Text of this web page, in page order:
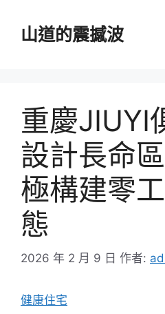
山道的震撼波
重慶JIUYI
設計長命
極構建零
態
2026 年 2 月 9 日 作者:
健康住宅